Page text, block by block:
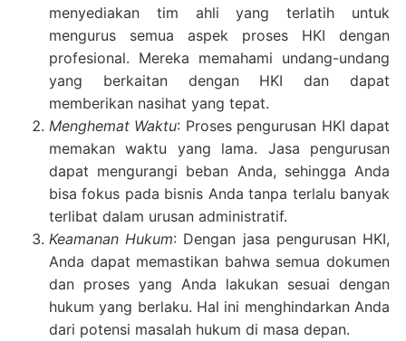
menyediakan tim ahli yang terlatih untuk
mengurus semua aspek proses HKI dengan
profesional. Mereka memahami undang-undang
yang berkaitan dengan HKI dan dapat
memberikan nasihat yang tepat.
Menghemat Waktu: Proses pengurusan HKI dapat
memakan waktu yang lama. Jasa pengurusan
dapat mengurangi beban Anda, sehingga Anda
bisa fokus pada bisnis Anda tanpa terlalu banyak
terlibat dalam urusan administratif.
Keamanan Hukum: Dengan jasa pengurusan HKI,
Anda dapat memastikan bahwa semua dokumen
dan proses yang Anda lakukan sesuai dengan
hukum yang berlaku. Hal ini menghindarkan Anda
dari potensi masalah hukum di masa depan.